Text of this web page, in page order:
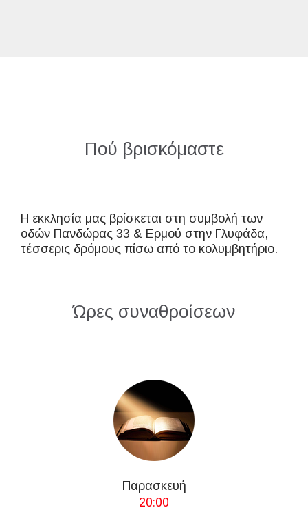
Πού βρισκόμαστε
Η εκκλησία μας βρίσκεται στη συμβολή των
οδών Πανδώρας 33 & Ερμού στην Γλυφάδα,
τέσσερις δρόμους πίσω από το κολυμβητήριο.
Ώρες συναθροίσεων
Παρασκευή
20:00